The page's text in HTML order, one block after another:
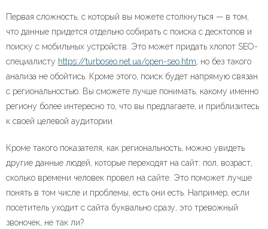
Первая сложность, с который вы можете столкнуться — в том,
что данные придется отдельно собирать с поиска с десктопов и
поиску с мобильных устройств. Это может придать хлопот SEO-
специалисту https://turboseo.net.ua/open-seo.htm, но без такого
анализа не обойтись. Кроме этого, поиск будет напрямую связан
с региональностью. Вы сможете лучше понимать, какому именно
региону более интересно то, что вы предлагаете, и приблизитесь
к своей целевой аудитории.
Кроме такого показателя, как региональность, можно увидеть
другие данные людей, которые переходят на сайт: пол, возраст,
сколько времени человек провел на сайте. Это поможет лучше
понять в том числе и проблемы, есть они есть. Например, если
посетитель уходит с сайта буквально сразу, это тревожный
звоночек, не так ли?